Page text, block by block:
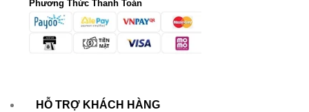
Phương Thức Thanh Toán
HỖ TRỢ KHÁCH HÀNG